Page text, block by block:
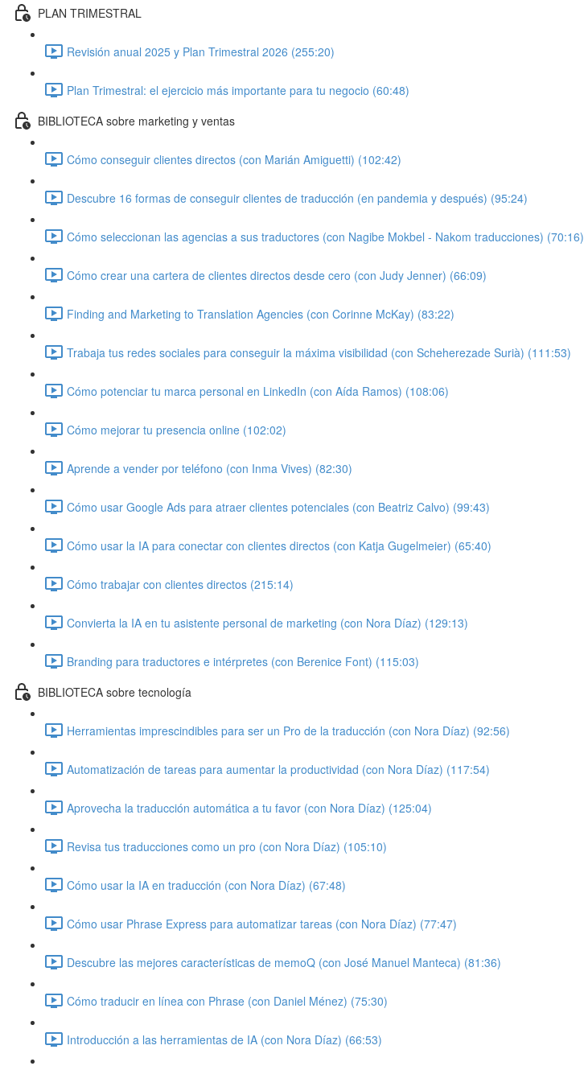
PLAN TRIMESTRAL
Revisión anual 2025 y Plan Trimestral 2026 (255:20)
Plan Trimestral: el ejercicio más importante para tu negocio (60:48)
BIBLIOTECA sobre marketing y ventas
Cómo conseguir clientes directos (con Marián Amiguetti) (102:42)
Descubre 16 formas de conseguir clientes de traducción (en pandemia y después) (95:24)
Cómo seleccionan las agencias a sus traductores (con Nagibe Mokbel - Nakom traducciones) (70:16)
Cómo crear una cartera de clientes directos desde cero (con Judy Jenner) (66:09)
Finding and Marketing to Translation Agencies (con Corinne McKay) (83:22)
Trabaja tus redes sociales para conseguir la máxima visibilidad (con Scheherezade Surià) (111:53)
Cómo potenciar tu marca personal en LinkedIn (con Aída Ramos) (108:06)
Cómo mejorar tu presencia online (102:02)
Aprende a vender por teléfono (con Inma Vives) (82:30)
Cómo usar Google Ads para atraer clientes potenciales (con Beatriz Calvo) (99:43)
Cómo usar la IA para conectar con clientes directos (con Katja Gugelmeier) (65:40)
Cómo trabajar con clientes directos (215:14)
Convierta la IA en tu asistente personal de marketing (con Nora Díaz) (129:13)
Branding para traductores e intérpretes (con Berenice Font) (115:03)
BIBLIOTECA sobre tecnología
Herramientas imprescindibles para ser un Pro de la traducción (con Nora Díaz) (92:56)
Automatización de tareas para aumentar la productividad (con Nora Díaz) (117:54)
Aprovecha la traducción automática a tu favor (con Nora Díaz) (125:04)
Revisa tus traducciones como un pro (con Nora Díaz) (105:10)
Cómo usar la IA en traducción (con Nora Díaz) (67:48)
Cómo usar Phrase Express para automatizar tareas (con Nora Díaz) (77:47)
Descubre las mejores características de memoQ (con José Manuel Manteca) (81:36)
Cómo traducir en línea con Phrase (con Daniel Ménez) (75:30)
Introducción a las herramientas de IA (con Nora Díaz) (66:53)